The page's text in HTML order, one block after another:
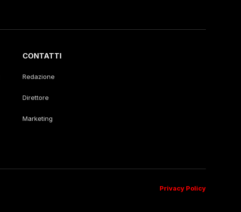
CONTATTI
Redazione
Direttore
Marketing
Privacy Policy